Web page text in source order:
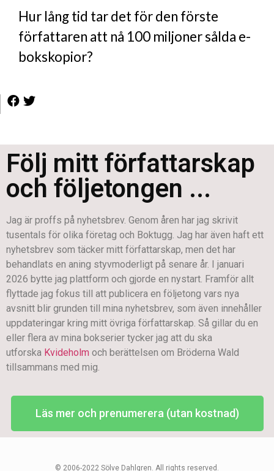
Hur lång tid tar det för den förste
författaren att nå 100 miljoner sålda e-
bokskopior?
Följ mitt författarskap
och följetongen ...
Jag är proffs på nyhetsbrev. Genom åren har jag skrivit
tusentals för olika företag och Boktugg. Jag har även haft ett
nyhetsbrev som täcker mitt författarskap, men det har
behandlats en aning styvmoderligt på senare år. I januari
2026 bytte jag plattform och gjorde en nystart. Framför allt
flyttade jag fokus till att publicera en följetong vars nya
avsnitt blir grunden till mina nyhetsbrev, som även innehåller
uppdateringar kring mitt övriga författarskap. Så gillar du en
eller flera av mina bokserier tycker jag att du ska
utforska Kvideholm och berättelsen om Bröderna Wald
tillsammans med mig.
Läs mer och prenumerera (utan kostnad)
© 2006-2022 Sölve Dahlgren. All rights reserved.